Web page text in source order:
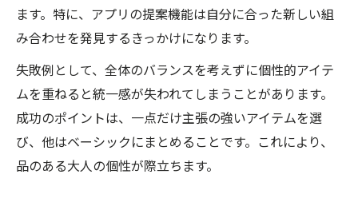
ます。特に、アプリの提案機能は自分に合った新しい組
み合わせを発見するきっかけになります。
失敗例として、全体のバランスを考えずに個性的アイテ
ムを重ねると統一感が失われてしまうことがあります。
成功のポイントは、一点だけ主張の強いアイテムを選
び、他はベーシックにまとめることです。これにより、
品のある大人の個性が際立ちます。